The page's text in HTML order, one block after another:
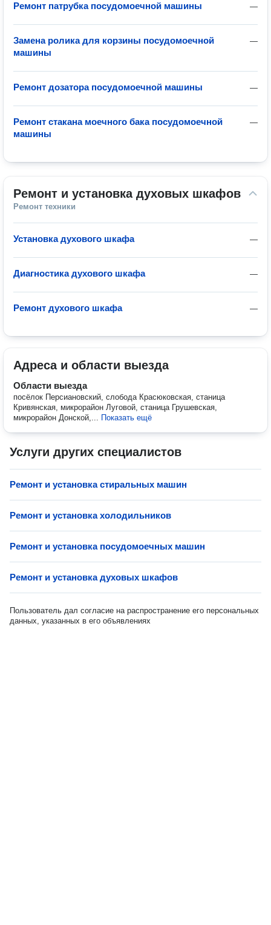
—
Ремонт патрубка посудомоечной машины
—
Замена ролика для корзины посудомоечной
машины
—
Ремонт дозатора посудомоечной машины
—
Ремонт стакана моечного бака посудомоечной
машины
Ремонт и установка духовых шкафов
Ремонт техники
—
Установка духового шкафа
—
Диагностика духового шкафа
—
Ремонт духового шкафа
Адреса и области выезда
Области выезда
посёлок Персиановский, слобода Красюковская, станица
Кривянская, микрорайон Луговой, станица Грушевская,
микрорайон Донской,... Показать ещё
Услуги других специалистов
Ремонт и установка стиральных машин
Ремонт и установка холодильников
Ремонт и установка посудомоечных машин
Ремонт и установка духовых шкафов
Пользователь дал согласие на распространение его персональных
данных, указанных в его объявлениях